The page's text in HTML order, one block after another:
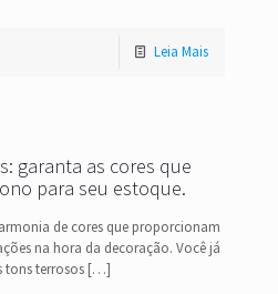
Leia Mais
garanta as cores que
para seu estoque.
de cores que proporcionam
na hora da decoração. Você já
tons terrosos […]